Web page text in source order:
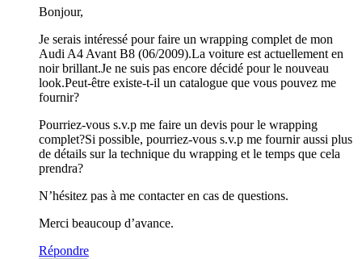
Bonjour,
Je serais intéressé pour faire un wrapping complet de mon
Audi A4 Avant B8 (06/2009).La voiture est actuellement en
noir brillant.Je ne suis pas encore décidé pour le nouveau
look.Peut-être existe-t-il un catalogue que vous pouvez me
fournir?
Pourriez-vous s.v.p me faire un devis pour le wrapping
complet?Si possible, pourriez-vous s.v.p me fournir aussi plus
de détails sur la technique du wrapping et le temps que cela
prendra?
N’hésitez pas à me contacter en cas de questions.
Merci beaucoup d’avance.
Répondre